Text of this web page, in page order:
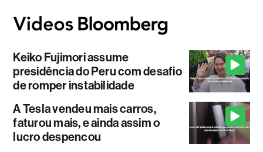
Keiko Fujimori assume
presidência do Peru com desafio
de romper instabilidade
A Tesla vendeu mais carros,
faturou mais, e ainda assim o
lucro despencou